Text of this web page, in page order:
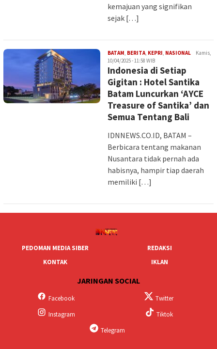
kemajuan yang signifikan
sejak […]
BATAM, BERITA, KEPRI, NASIONALImanKamis,
10/04/2025 - 11:58 WIB
Indonesia di Setiap
Gigitan : Hotel Santika
Batam Luncurkan ‘AYCE
Treasure of Santika’ dan
Semua Tentang Bali
IDNNEWS.CO.ID, BATAM –
Berbicara tentang makanan
Nusantara tidak pernah ada
habisnya, hampir tiap daerah
memiliki […]
PEDOMAN MEDIA SIBER
REDAKSI
KONTAK
IKLAN
JARINGAN SOCIAL
Facebook
Twitter
Instagram
Tiktok
Telegram